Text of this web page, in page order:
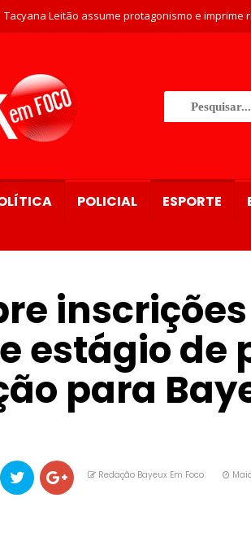
Tacyana Leitão assume protagonismo e imprime
POLICIAL ESPORTE
estágio de
para
Redação Bayeux Em Foco